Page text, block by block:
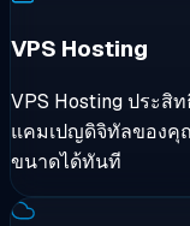
VPS Hosting
VPS Hosting ประสิ
แคมเปญดิจิทัลของคุ
ขนาดได้ทันที